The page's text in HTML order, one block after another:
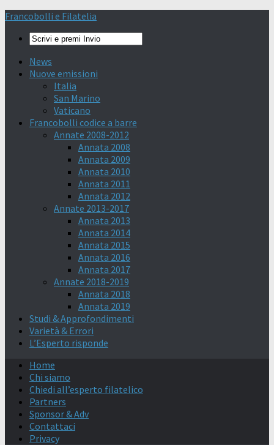
Francobolli e Filatelia
News
Nuove emissioni
Italia
San Marino
Vaticano
Francobolli codice a barre
Annate 2008-2012
Annata 2008
Annata 2009
Annata 2010
Annata 2011
Annata 2012
Annate 2013-2017
Annata 2013
Annata 2014
Annata 2015
Annata 2016
Annata 2017
Annate 2018-2019
Annata 2018
Annata 2019
Studi & Approfondimenti
Varietà & Errori
L’Esperto risponde
Home
Chi siamo
Chiedi all’esperto filatelico
Partners
Sponsor & Adv
Contattaci
Privacy